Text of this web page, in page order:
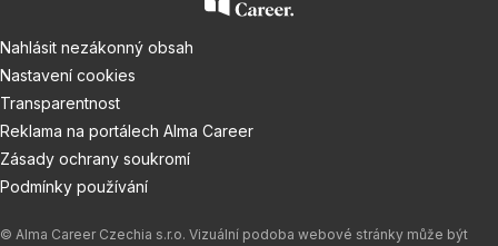
Nahlásit nezákonný obsah
Nastavení cookies
Transparentnost
Reklama na portálech Alma Career
Zásady ochrany soukromí
Podmínky používání
© Alma Career Czechia s.r.o. Vizuální podoba webové stránky může být